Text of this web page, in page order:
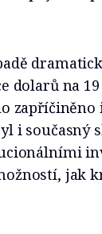
dolarů na
i současný
jak